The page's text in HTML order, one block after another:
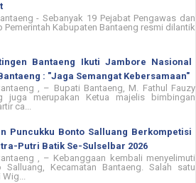
- Sebanyak 19 Pejabat Pengawas dan
Kabupaten Bantaeng resmi dilantik
Bantaeng Ikuti Jambore Nasional
: "Jaga Semangat Kebersamaan"
, – Bupati Bantaeng, M. Fathul Fauzy
juga merupakan Ketua majelis bimbingan
ca...
Puncukku Bonto Salluang Berkompetisi
Putri Batik Se-Sulselbar 2026
, – Kebanggaan kembali menyelimuti
Salluang, Kecamatan Bantaeng. Salah satu
Wig...